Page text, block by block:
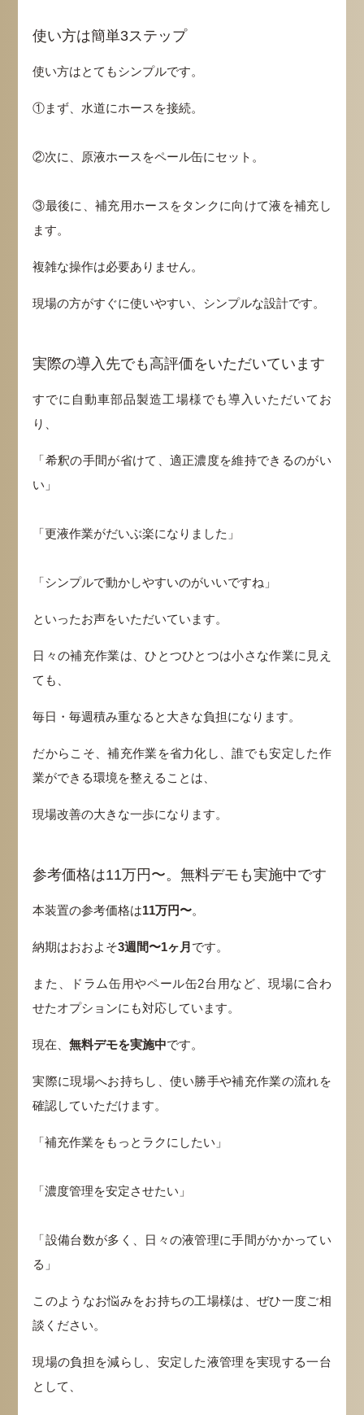
使い方は簡単3ステップ
使い方はとてもシンプルです。
①まず、水道にホースを接続。
②次に、原液ホースをペール缶にセット。
③最後に、補充用ホースをタンクに向けて液を補充し
ます。
複雑な操作は必要ありません。
現場の方がすぐに使いやすい、シンプルな設計です。
実際の導入先でも高評価をいただいています
すでに自動車部品製造工場様でも導入いただいてお
り、
「希釈の手間が省けて、適正濃度を維持できるのがい
い」
「更液作業がだいぶ楽になりました」
「シンプルで動かしやすいのがいいですね」
といったお声をいただいています。
日々の補充作業は、ひとつひとつは小さな作業に見え
ても、
毎日・毎週積み重なると大きな負担になります。
だからこそ、補充作業を省力化し、誰でも安定した作
業ができる環境を整えることは、
現場改善の大きな一歩になります。
参考価格は11万円〜。無料デモも実施中です
本装置の参考価格は11万円〜。
納期はおおよそ3週間〜1ヶ月 です。
また、ドラム缶用やペール缶2台用など、現場に合わ
せたオプションにも対応しています。
現在、無料デモを実施中です。
実際に現場へお持ちし、使い勝手や補充作業の流れを
確認していただけます。
「補充作業をもっとラクにしたい」
「濃度管理を安定させたい」
「設備台数が多く、日々の液管理に手間がかかってい
る」
このようなお悩みをお持ちの工場様は、ぜひ一度ご相
談ください。
現場の負担を減らし、安定した液管理を実現する一台
として、